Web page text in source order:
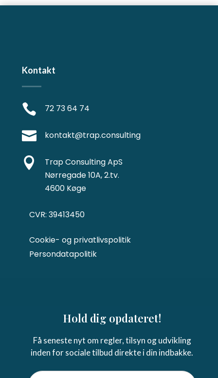
Kontakt
 72 73 64 74
 kontakt@trap.consulting

Trap Consulting ApS
Nørregade 10A, 2.tv.
4600 Køge
CVR: 39413450
Cookie- og privatlivspolitik
Persondatapolitik
Hold dig opdateret!
Få seneste nyt om regler, tilsyn og udvikling
inden for sociale tilbud direkte i din indbakke.